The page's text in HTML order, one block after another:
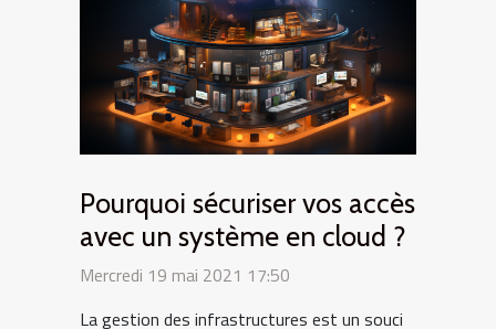
Pourquoi sécuriser vos accès
avec un système en cloud ?
Mercredi 19 mai 2021 17:50
La gestion des infrastructures est un souci